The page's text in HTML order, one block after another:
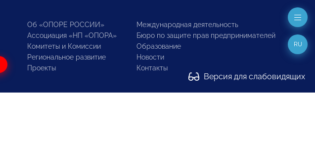
Об «ОПОРЕ РОССИИ»
Ассоциация «НП «ОПОРА»
Комитеты и Комиссии
Региональное развитие
Проекты
Международная деятельность
Бюро по защите прав предпринимателей
Образование
Новости
Контакты
Версия для слабовидящих
RU